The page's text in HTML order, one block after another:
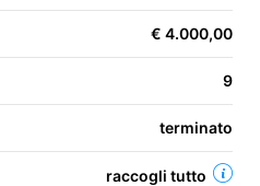
IT
ES
€ 4.000,00
9
terminato
raccogli tutto